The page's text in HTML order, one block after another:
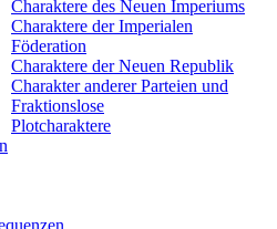
Charaktere des Neuen Imperiums
Charaktere der Imperialen
Föderation
Charaktere der Neuen Republik
Charakter anderer Parteien und
Fraktionslose
Plotcharaktere